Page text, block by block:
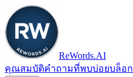
ReWords.AI
คุณสมบัติคำถามที่พบบ่อยบล็อก